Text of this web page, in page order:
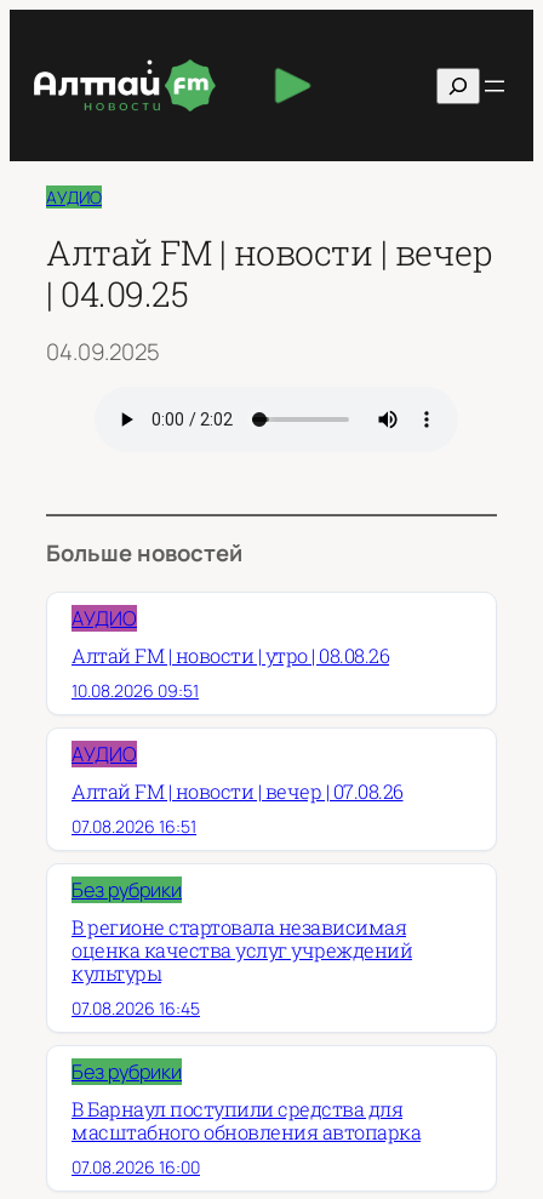
содержимому
Поиск
АУДИО
Алтай FM | новости | вечер
| 04.09.25
04.09.2025
Больше новостей
АУДИО
Алтай FM | новости | утро | 08.08.26
10.08.2026 09:51
АУДИО
Алтай FM | новости | вечер | 07.08.26
07.08.2026 16:51
Без рубрики
В регионе стартовала независимая
оценка качества услуг учреждений
культуры
07.08.2026 16:45
Без рубрики
В Барнаул поступили средства для
масштабного обновления автопарка
07.08.2026 16:00